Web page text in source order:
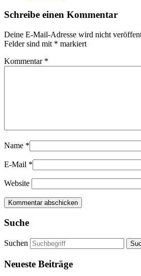
Schreibe einen Kommentar
Deine E-Mail-Adresse wird nicht
Felder sind mit * markiert
Kommentar *
Name *
E-Mail *
Website
Suche
Suchen
Neueste Beiträge